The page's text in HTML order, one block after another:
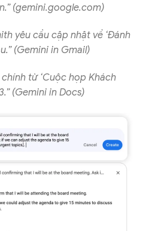
(gemini.google.com)
yêu cầu cập nhật về ‘Đánh
(Gemini in Gmail)
từ ‘Cuộc họp Khách
(Gemini in Docs)